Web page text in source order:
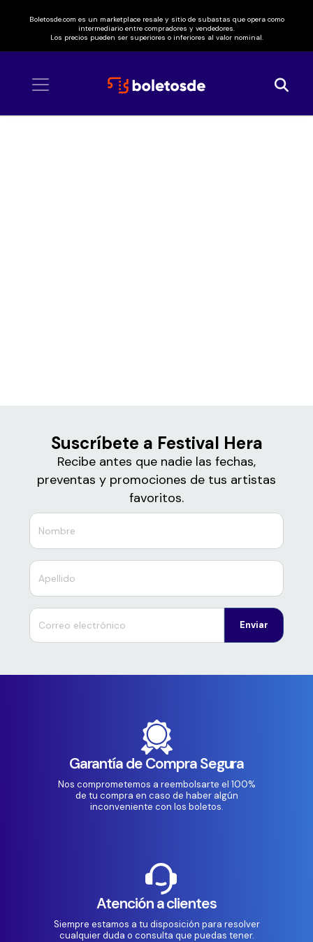
Boletosde.com es un marketplace resale y sitio de subastas que opera como
intermediario entre compradores y vendedores.
Los precios pueden ser superiores o inferiores al valor nominal.
Suscríbete a Festival Hera
Recibe antes que nadie las fechas,
preventas y promociones de tus artistas
favoritos.
Enviar
Garantía de Compra Segura
Nos comprometemos a reembolsarte el 100%
de tu compra en caso de haber algún
inconveniente con los boletos.
Atención a clientes
Siempre estamos a tu disposición para resolver
cualquier duda o consulta que puedas tener.